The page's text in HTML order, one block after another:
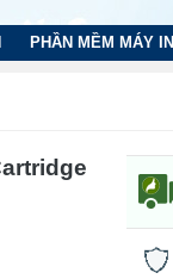
PHẦN MỀM MÁY IN